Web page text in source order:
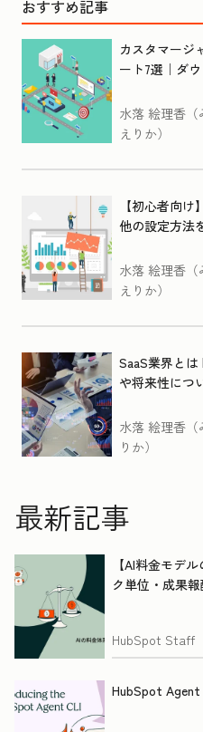
おすすめ記事
カスタマージ
ート7選｜ダ
水落 絵理香（
えりか）
【初心者向
他の設定方法
水落 絵理香（
えりか）
SaaS業界と
や将来性につ
水落 絵理香（
りか）
最新記事
【AI料金モデ
ク単位・成果
HubSpot Staff
HubSpot